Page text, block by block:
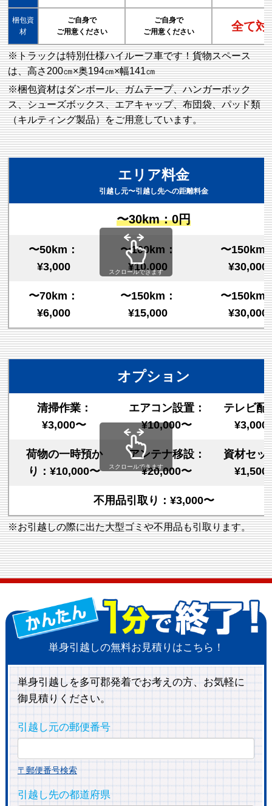
梱包資
材
ご自身で
ご用意ください
ご自身で
ご用意ください
全て対
※トラックは特別仕様ハイルーフ車です！貨物スペース
は、高さ200㎝×奥194㎝×幅141㎝
※梱包資材はダンボール、ガムテープ、ハンガーボック
ス、シューズボックス、エアキャップ、布団袋、パッド類
（キルティング製品）をご用意しています。
エリア料金
引越し元〜引越し先への距離料金
〜30km：0円
〜50km：
¥3,000
〜100km：
¥10,000
〜150km
¥30,000
〜70km：
¥6,000
〜150km：
¥15,000
〜150km
¥30,000
スクロールできます
オプション
清掃作業：
¥3,000〜
エアコン設置：
¥10,000〜
テレビ配
¥3,000
荷物の一時預か
り：¥10,000〜
アンテナ移設：
¥20,000〜
資材セッ
¥1,500
不用品引取り：¥3,000〜
スクロールできます
※お引越しの際に出た大型ゴミや不用品も引取ります。
単身引越しの無料お見積りはこちら！
単身引越しを多可郡発着でお考えの方、お気軽に
御見積りください。
引越し元の郵便番号
〒郵便番号検索
引越し先の都道府県